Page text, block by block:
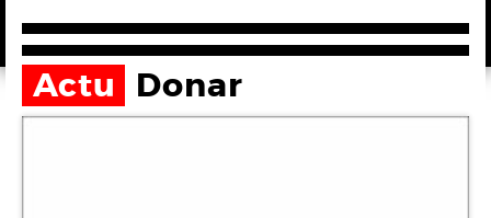
Actu Donar